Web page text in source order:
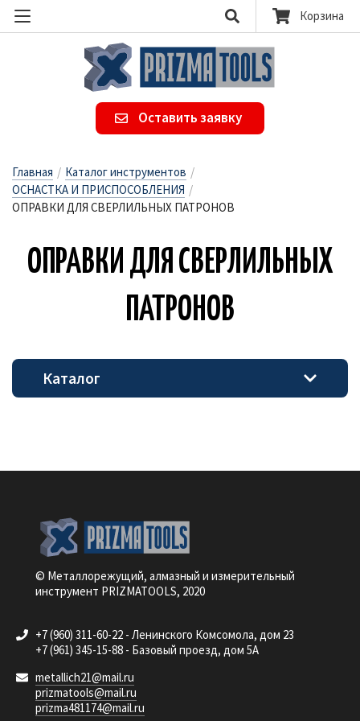
Корзина
Оставить заявку
Главная / Каталог инструментов /
ОСНАСТКА И ПРИСПОСОБЛЕНИЯ /
ОПРАВКИ ДЛЯ СВЕРЛИЛЬНЫХ ПАТРОНОВ
ОП­РАВКИ ДЛЯ СВЕР­ЛИЛЬ­НЫХ
ПАТ­РО­НОВ
Каталог
© Металлорежущий, алмазный и измерительный
инструмент PRIZMATOOLS, 2020
+7 (960) 311-60-22 - Ленинского Комсомола, дом 23
+7 (961) 345-15-88 - Базовый проезд, дом 5А
metallich21@mail.ru
prizmatools@mail.ru
prizma481174@mail.ru